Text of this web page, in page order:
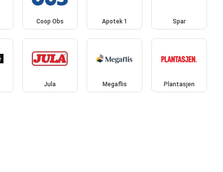
Coop Obs Apotek 1 Spar
Jula Megaflis Plantasjen